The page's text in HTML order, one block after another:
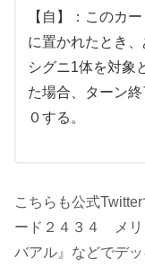
【自】：このカ
に置かれたとき
シグニ1体を対象
た場合、ターン
０する。
こちらも公式
ード２４３４ メリ
バアル』などでデ